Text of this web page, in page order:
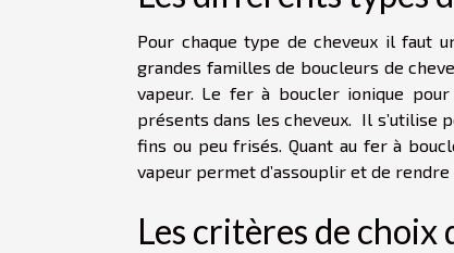
Pour chaque type de cheveux il faut
grandes familles de boucleurs de
vapeur. Le fer à boucler ionique
présents dans les cheveux. Il s’utilise
fins ou peu frisés. Quant au fer à
vapeur permet d’assouplir et de
Les critères de